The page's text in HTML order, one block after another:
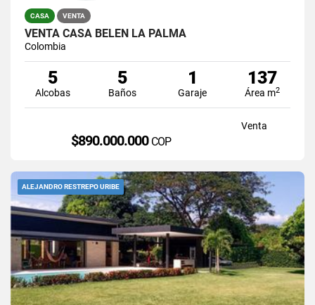
CASA VENTA
VENTA CASA BELEN LA PALMA
Colombia
5
Alcobas
5
Baños
1
Garaje
137
Área m2
Venta
$890.000.000 COP
ALEJANDRO RESTREPO URIBE